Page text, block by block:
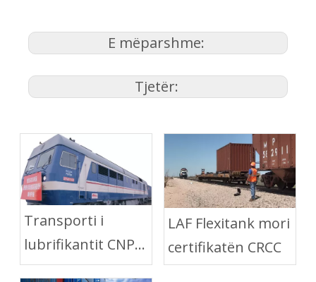
E mëparshme:
Tjetër:
Transporti i
lubrifikantit CNPC
me LAF Flexitank
LAF Flexitank mori
certifikatën CRCC